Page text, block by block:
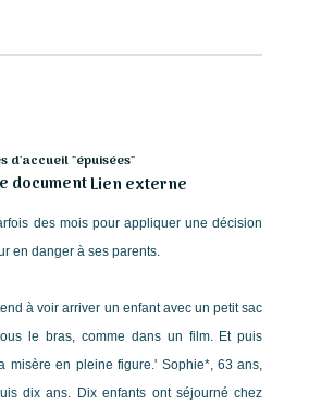
d'accueil "épuisées"
Lien externe
des mois pour appliquer une décision
en danger à ses parents.
à voir arriver un enfant avec un petit sac
le bras, comme dans un film. Et puis
misère en pleine figure.' Sophie*, 63 ans,
dix ans. Dix enfants ont séjourné chez